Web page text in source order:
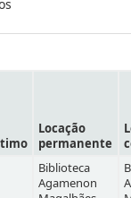
Locação
permanente
Biblioteca
Agamenon